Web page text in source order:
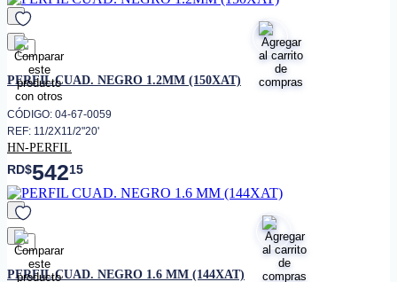
favorito
PERFIL CUAD. NEGRO 1.2MM (150XAT)
CÓDIGO: 04-67-0059
REF: 11/2X11/2"20'
HN-PERFIL
RD$54215
favorito
PERFIL CUAD. NEGRO 1.6 MM (144XAT)